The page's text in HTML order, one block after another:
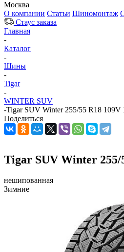
Москва
О компании Статьи Шиномонтаж
Стаус заказа
Главная
-
Каталог
-
Шины
-
Tigar
-
WINTER SUV
-Tigar SUV Winter 255/55 R18 109V
Поделиться
Tigar SUV Winter 255/
нешипованная
Зимние